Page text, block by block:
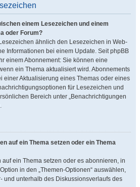
einem Lesezeichen und einem
oder Forum?
ähnlich den Lesezeichen in Web-
Informationen bei einem Update. Seit phpBB
einem Abonnement: Sie können eine
ein Thema aktualisiert wird. Abonnements
einer Aktualisierung eines Themas oder eines
für Lesezeichen und
Bereich unter „Benachrichtigungen
auf ein Thema setzen oder ein Thema
ein Thema setzen oder es abonnieren, in
in den „Themen-Optionen“ auswählen,
und unterhalb des Diskussionsverlaufs des